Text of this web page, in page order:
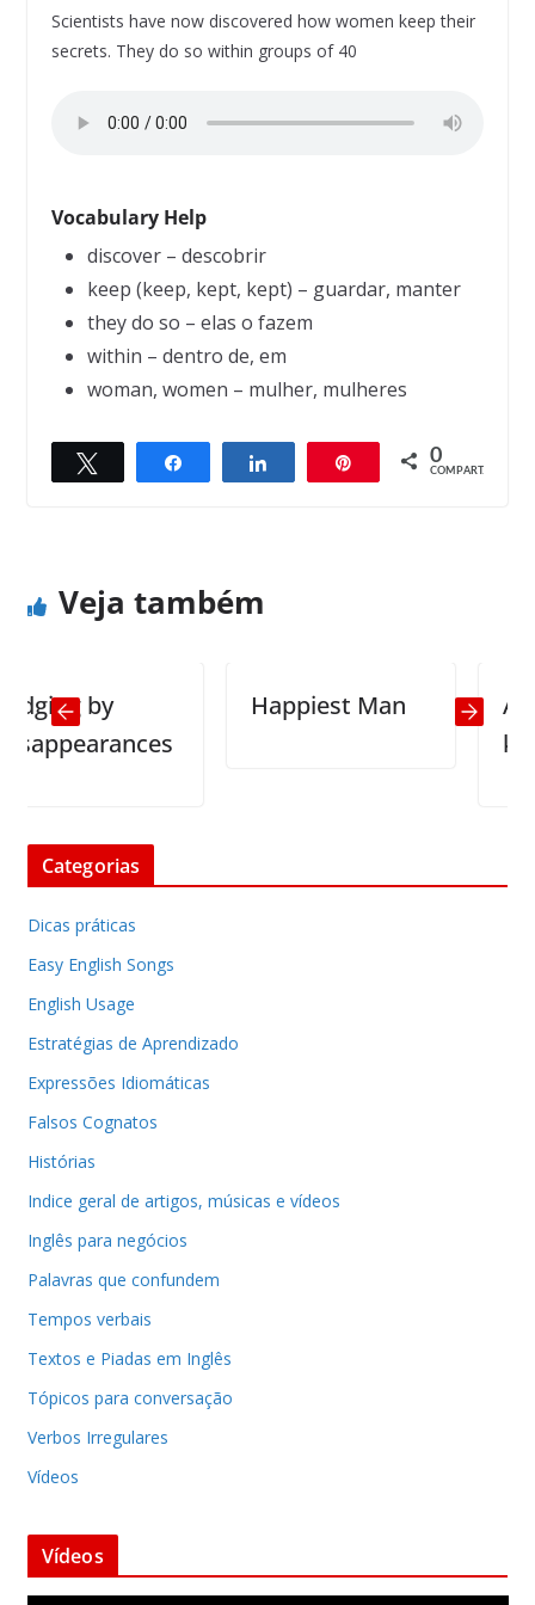
Scientists have now discovered how women keep their
secrets. They do so within groups of 40
Vocabulary Help
discover – descobrir
keep (keep, kept, kept) – guardar, manter
they do so – elas o fazem
within – dentro de, em
woman, women – mulher, mulheres
Compartilhar Compartilhar 0
COMPART.
← Previous
Next →
Veja também
by
Happiest Man
At the
Categorias
Dicas práticas
Easy English Songs
English Usage
Estratégias de Aprendizado
Expressões Idiomáticas
Falsos Cognatos
Histórias
Indice geral de artigos, músicas e vídeos
Inglês para negócios
Palavras que confundem
Tempos verbais
Textos e Piadas em Inglês
Tópicos para conversação
Verbos Irregulares
Vídeos
Vídeos